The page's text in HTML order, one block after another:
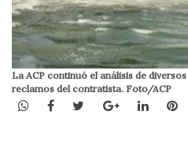
La ACP continuó el análisis de
reclamos del contratista. Foto/ACP
WhatsApp
Facebook
TwitterGoogle+